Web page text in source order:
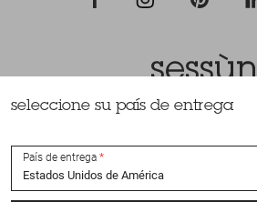
Todos los derechos reservados
seleccione su país de entrega
País de entrega